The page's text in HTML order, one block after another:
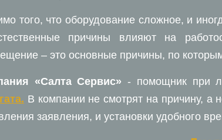
того, что оборудование сложное, и
причины влияют на
– это основные причины, по
«Салта Сервис» - помощник при
В компании не смотрят на причину, а
заявления, и установки удобного